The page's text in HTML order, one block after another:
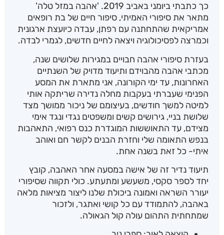
כך כתבתי ביומני באביב 2019. 'אהבה במזל טלה'
מתאר את סיפורי האמיתי, סיפור חיים של בת רופאים
אמריקאית שהתחתנה עם רפתן, עבדה כיועצת ארגונית
וכמרצה לפסיכולוגיה ויצאה לחיים חדשים, לגמרי לבדה.
בעזרת סיפורי אהבה חבויים במגירות שלושים שנה,
מכתבי אהבה מהבוידם ותיעוד מדויק של השנתיים
האחרונות, עד ימי הקורונה, אני מתארת את המסע
הפנימי שעברתי בעקבות מחלה נדירה שריתקה אותי
למיטה למשך חודשים, בעיצומם של ניכור ממושך מצד
שלושת בניי, גירושים קשים ומשפטים נגדי ונגד אימי
מצידם, עד התאוששות המוגדרת כנס רפואי, התאהבות
בנפש התאומה שלי וחזרת הבנים לקשר חם ואוהב
איתי- כל זאת בשנה אחת.
תיעוד נדיר זה של אישה במסעה אחר האהבה, קובץ
יחד לספר סקסי, משעשע ומתעתע. כולי תקווה שסיפורי
יעורר השראה ואמונה ביכולת שלנו ליצור מציאות מלאה
באהבה, להתמודד עם כל קושי ואתגר, ולזכור
שמתחתית התהום עולה קול הגאולה.